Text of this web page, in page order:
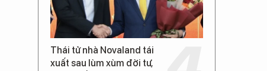
Thái tử nhà Novaland tái
xuất sau lùm xùm đời tư,